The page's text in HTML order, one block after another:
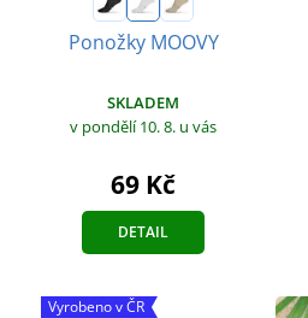
Ponožky MOOVY
SKLADEM
v pondělí 10. 8. u vás
69 Kč
DETAIL
Vyrobeno v ČR